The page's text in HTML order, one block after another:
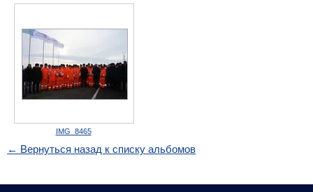
IMG_8465
← Вернуться назад к списку альбомов